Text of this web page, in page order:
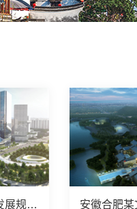
常熟市云裳小镇产业发展规划项目案例